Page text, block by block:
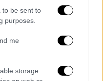
to be sent to
purposes.
me
storage
τους Iron Maiden
τον τελικό του